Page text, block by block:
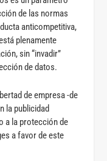
de las normas
anticompetitiva,
plenamente
sin “invadir”
de datos.
de empresa -de
la publicidad
a la protección de
a favor de este